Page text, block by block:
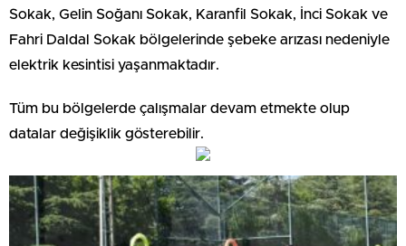
Sokak, Gelin Soğanı Sokak, Karanfil Sokak, İnci Sokak ve
Fahri Daldal Sokak bölgelerinde şebeke arızası nedeniyle
elektrik kesintisi yaşanmaktadır.
Tüm bu bölgelerde çalışmalar devam etmekte olup
datalar değişiklik gösterebilir.